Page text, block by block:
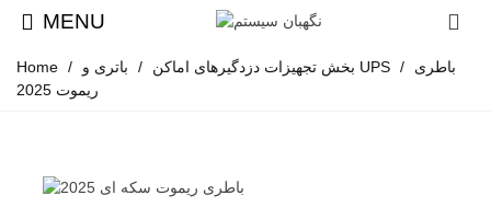
MENU
Home / بخش تجهیزات دزدگیرهای اماکن / باتری و UPS /
باطری
ریموت 2025